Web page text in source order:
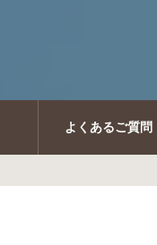
よくあるご質問